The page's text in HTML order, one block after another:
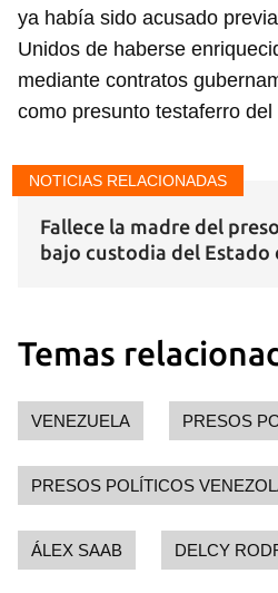
ya había sido acusado
Unidos de haberse
mediante contratos
como presunto testaferro
NOTICIAS RELACIONADAS
Fallece la madre del
bajo custodia del Estado
Temas
VENEZUELA PRESOS
PRESOS POLÍTICOS
ÁLEX SAAB DELCY